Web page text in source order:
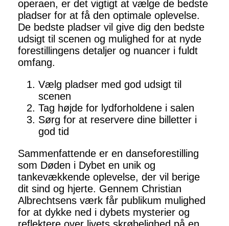
operaen, er det vigtigt at vælge de bedste
pladser for at få den optimale oplevelse.
De bedste pladser vil give dig den bedste
udsigt til scenen og mulighed for at nyde
forestillingens detaljer og nuancer i fuldt
omfang.
Vælg pladser med god udsigt til
scenen
Tag højde for lydforholdene i salen
Sørg for at reservere dine billetter i
god tid
Sammenfattende er en danseforestilling
som Døden i Dybet en unik og
tankevækkende oplevelse, der vil berige
dit sind og hjerte. Gennem Christian
Albrechtsens værk får publikum mulighed
for at dykke ned i dybets mysterier og